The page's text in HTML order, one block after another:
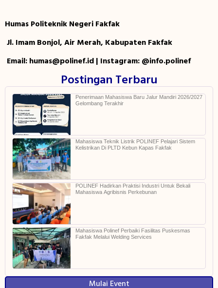
Humas Politeknik Negeri Fakfak
Jl. Imam Bonjol, Air Merah, Kabupaten Fakfak
Email: humas@polinef.id | Instagram: @info.polinef
Postingan Terbaru
Penerimaan Mahasiswa Baru Jalur Mandiri 2026/2027
Gelombang Terakhir
Mahasiswa Teknik Listrik POLINEF Pelajari Sistem
Kelistrikan Di PLTD Kebun Kapas Fakfak
POLINEF Hadirkan Praktisi Industri Untuk Bekali
Mahasiswa Agribisnis Perkebunan
Mahasiswa Polinef Perbaiki Fasilitas Puskesmas
Fakfak Melalui Welding Services
Mulai Event